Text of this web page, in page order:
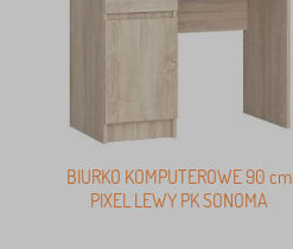
BIURKO KOMPUTEROWE 90 cm
PIXEL LEWY PK SONOMA